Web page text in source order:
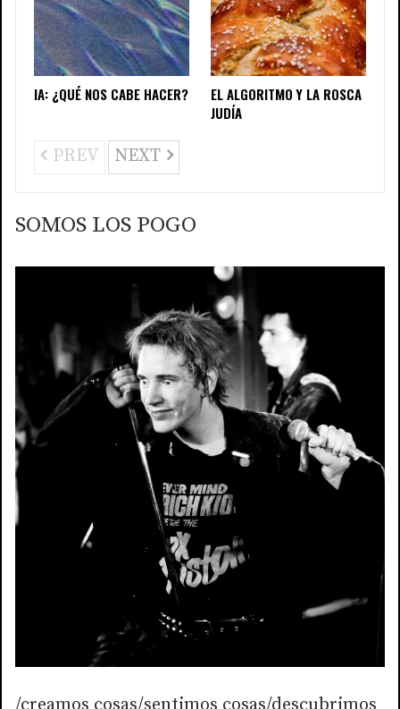
IA: ¿QUÉ NOS CABE HACER?
EL ALGORITMO Y LA ROSCA
JUDÍA
PREV NEXT
SOMOS LOS POGO